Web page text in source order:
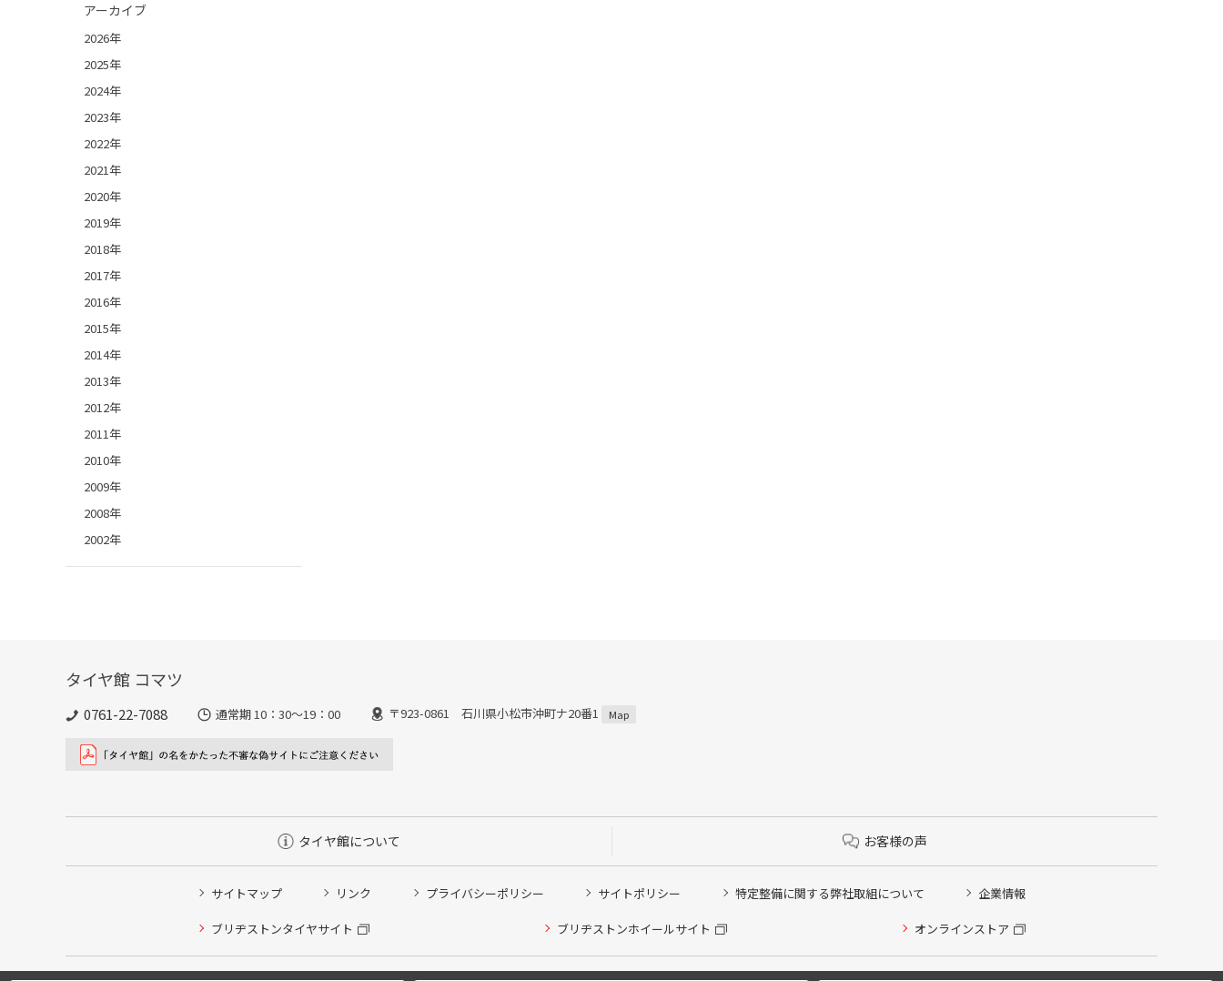
アーカイブ
2026年
2025年
2024年
2023年
2022年
2021年
2020年
2019年
2018年
2017年
2016年
2015年
2014年
2013年
2012年
2011年
2010年
2009年
2008年
2002年
タイヤ館 コマツ
0761-22-7088 通常期 10：30～19：00 〒923-0861 石川県小松市沖町ナ20番1 Map
タイヤ館について お客様の声
サイトマップ リンク プライバシーポリシー サイトポリシー 特定整備に関する弊社取組について 企業情報
ブリヂストンタイヤサイト ブリヂストンホイールサイト オンラインストア
タイヤ点検・安全点検/タイヤ履き替え/オイル交換/その他ピット作業の予約
クローク契約会員専用タイヤ履き替え※タイヤ履き替えを希望のクローク契約会員の方はこちらを選択ください
本日のタイヤ履き替え順番待ち予約 ※クローク契約会員の方はご利用いただけません